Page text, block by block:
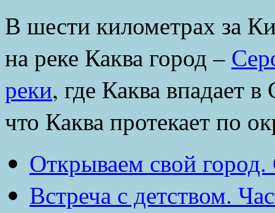
В шести километрах за
на реке Каква город –
реки, где Каква впадает
что Каква протекает по
Открываем свой
Встреча с детством.